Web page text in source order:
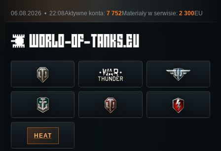
06.08.2026 • 22:08Aktywne konta: 7 752Materiały w serwisie: 2 300EU
HEAT